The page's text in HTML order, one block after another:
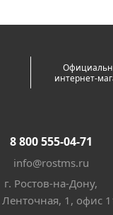
интернет-
8 800 555-04-71
info@rostms.ru
г. Ростов-на-Дону,
Ленточная, 1, офис